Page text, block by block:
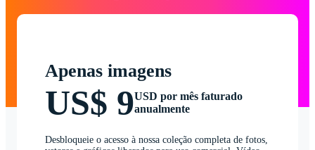
Apenas imagens
US$ 9USD por mês faturado
anualmente
Desbloqueie o acesso à nossa coleção completa de fotos,